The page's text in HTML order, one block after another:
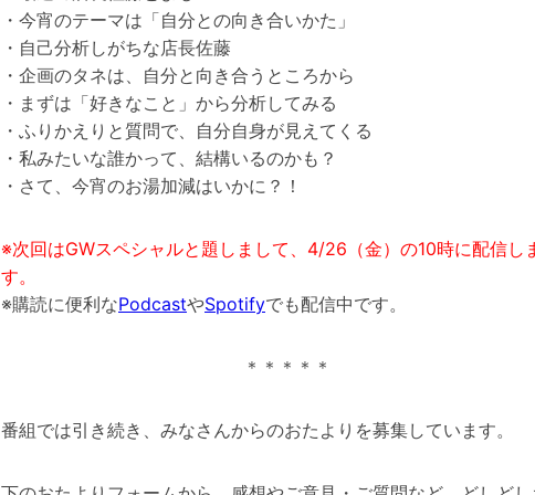
・今宵のテーマは「自分との向き合いかた」
・自己分析しがちな店長佐藤
・企画のタネは、自分と向き合うところから
・まずは「好きなこと」から分析してみる
・ふりかえりと質問で、自分自身が見えてくる
・私みたいな誰かって、結構いるのかも？
・さて、今宵のお湯加減はいかに？！
※次回はGWスペシャルと題しまして、4/26（金）の10時に配信し
す。
※購読に便利なPodcastやSpotifyでも配信中です。
＊＊＊＊＊
番組では引き続き、みなさんからのおたよりを募集しています。